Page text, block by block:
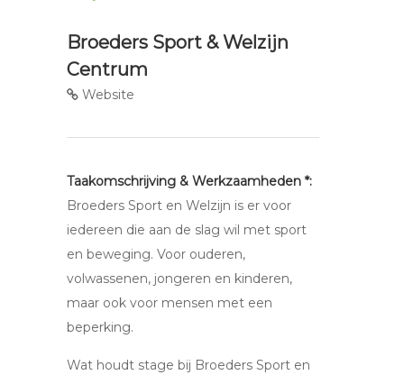
Broeders Sport & Welzijn
Centrum
Website
Taakomschrijving & Werkzaamheden *:
Broeders Sport en Welzijn is er voor
iedereen die aan de slag wil met sport
en beweging. Voor ouderen,
volwassenen, jongeren en kinderen,
maar ook voor mensen met een
beperking.
Wat houdt stage bij Broeders Sport en